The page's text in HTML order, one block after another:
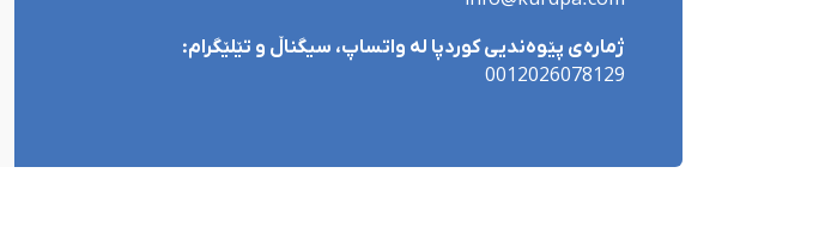
ژمارەی پێوەندیی کوردپا لە واتساپ، سیگناڵ و تێلێگرام:
0012026078129